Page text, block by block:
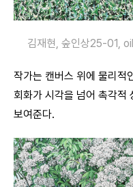
김재현, 숲인상25-01,
작가는 캔버스 위에 물리적
회화가 시각을 넘어 촉각적
보여준다.